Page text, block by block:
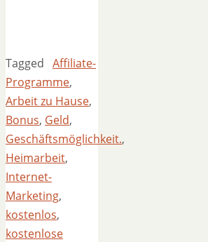
Tagged Affiliate-
Programme,
Arbeit zu Hause,
Bonus, Geld,
Geschäftsmöglichkeit.,
Heimarbeit,
Internet-
Marketing,
kostenlos,
kostenlose